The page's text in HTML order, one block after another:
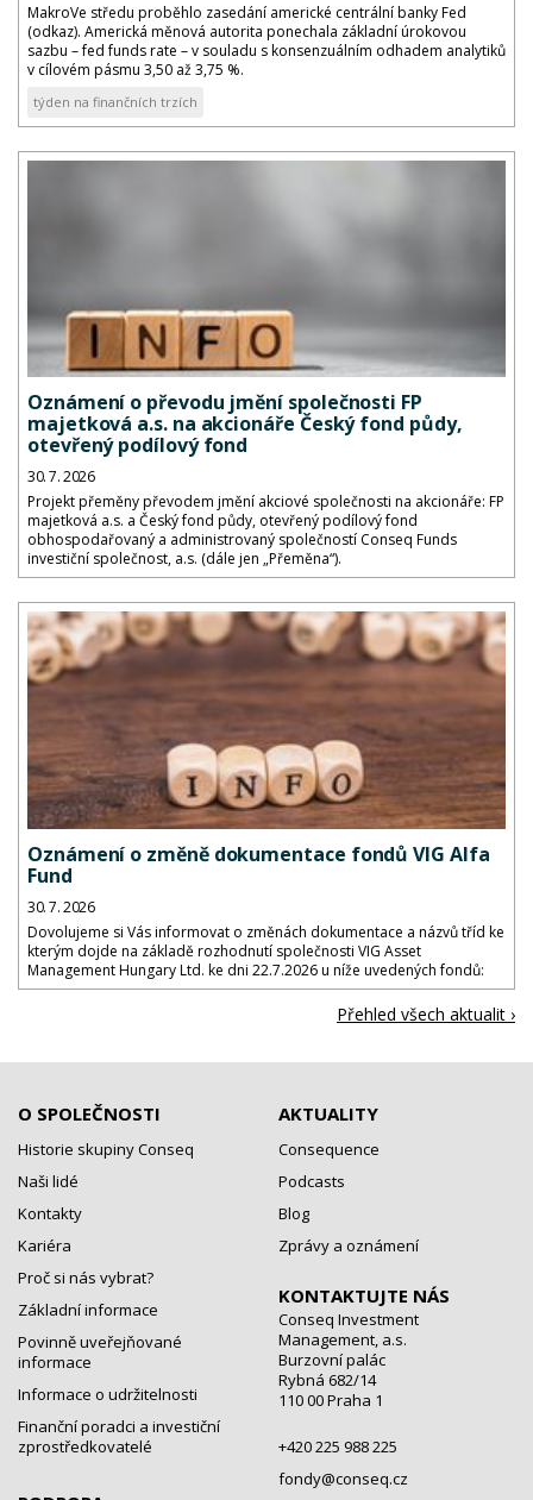
MakroVe středu proběhlo zasedání americké centrální banky Fed
(odkaz). Americká měnová autorita ponechala základní úrokovou
sazbu – fed funds rate – v souladu s konsenzuálním odhadem analytiků
v cílovém pásmu 3,50 až 3,75 %.
týden na finančních trzích
Oznámení o převodu jmění společnosti FP
majetková a.s. na akcionáře Český fond půdy,
otevřený podílový fond
30. 7. 2026
Projekt přeměny převodem jmění akciové společnosti na akcionáře: FP
majetková a.s. a Český fond půdy, otevřený podílový fond
obhospodařovaný a administrovaný společností Conseq Funds
investiční společnost, a.s. (dále jen „Přeměna“).
Oznámení o změně dokumentace fondů VIG Alfa
Fund
30. 7. 2026
Dovolujeme si Vás informovat o změnách dokumentace a názvů tříd ke
kterým dojde na základě rozhodnutí společnosti VIG Asset
Management Hungary Ltd. ke dni 22.7.2026 u níže uvedených fondů:
Přehled všech aktualit ›
O SPOLEČNOSTI
Historie skupiny Conseq
Naši lidé
Kontakty
Kariéra
Proč si nás vybrat?
Základní informace
Povinně uveřejňované
informace
Informace o udržitelnosti
Finanční poradci a investiční
zprostředkovatelé
AKTUALITY
Consequence
Podcasts
Blog
Zprávy a oznámení
KONTAKTUJTE NÁS
Conseq Investment
Management, a.s.
Burzovní palác
Rybná 682/14
110 00 Praha 1
+420 225 988 225
fondy@conseq.cz